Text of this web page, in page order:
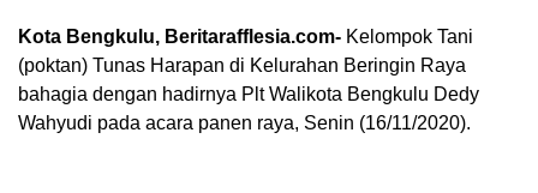
Kota Bengkulu, Beritarafflesia.com- Kelompok Tani
(poktan) Tunas Harapan di Kelurahan Beringin Raya
bahagia dengan hadirnya Plt Walikota Bengkulu Dedy
Wahyudi pada acara panen raya, Senin (16/11/2020).